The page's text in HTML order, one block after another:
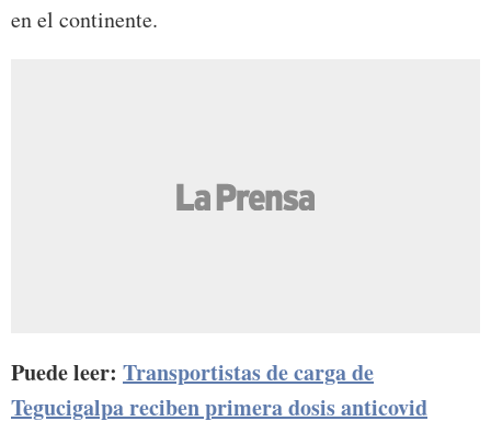
en el continente.
Puede leer: Transportistas de carga de
Tegucigalpa reciben primera dosis anticovid